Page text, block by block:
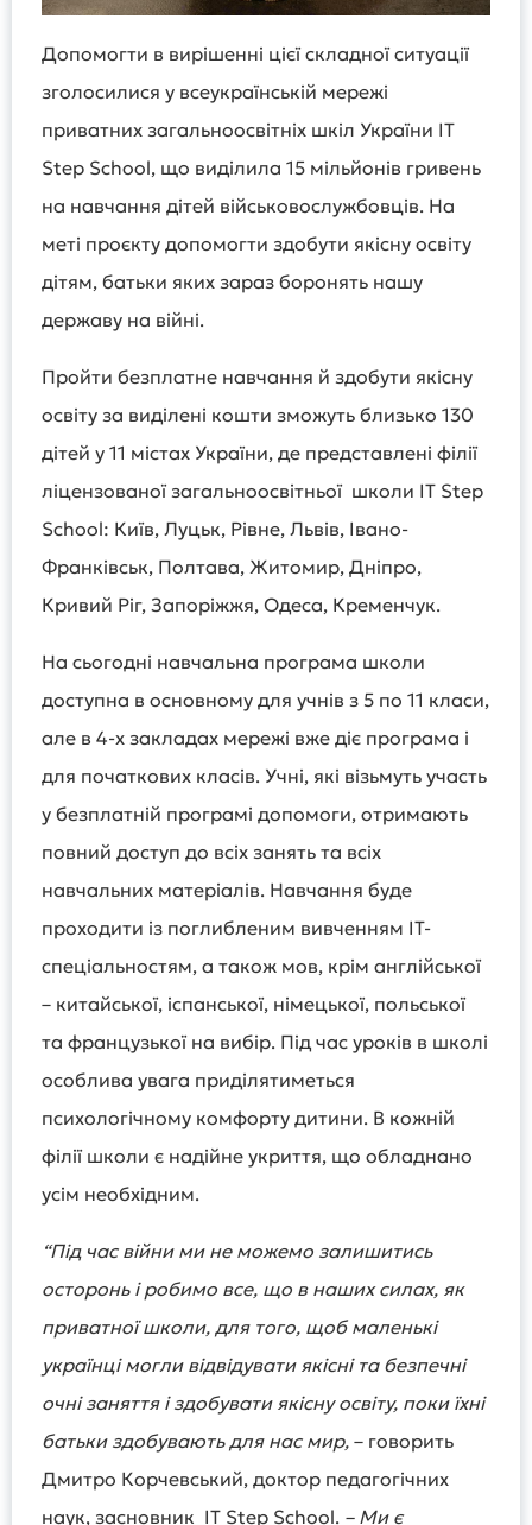
Допомогти в вирішенні цієї складної ситуації
зголосилися у всеукраїнській мережі
приватних загальноосвітніх шкіл України IT
Step School, що виділила 15 мільйонів гривень
на навчання дітей військовослужбовців. На
меті проєкту допомогти здобути якісну освіту
дітям, батьки яких зараз боронять нашу
державу на війні.
Пройти безплатне навчання й здобути якісну
освіту за виділені кошти зможуть близько 130
дітей у 11 містах України, де представлені філії
ліцензованої загальноосвітньої школи IT Step
School: Київ, Луцьк, Рівне, Львів, Івано-
Франківськ, Полтава, Житомир, Дніпро,
Кривий Ріг, Запоріжжя, Одеса, Кременчук.
На сьогодні навчальна програма школи
доступна в основному для учнів з 5 по 11 класи,
але в 4-х закладах мережі вже діє програма і
для початкових класів. Учні, які візьмуть участь
у безплатній програмі допомоги, отримають
повний доступ до всіх занять та всіх
навчальних матеріалів. Навчання буде
проходити із поглибленим вивченням IT-
спеціальностям, а також мов, крім англійської
– китайської, іспанської, німецької, польської
та французької на вибір. Під час уроків в школі
особлива увага приділятиметься
психологічному комфорту дитини. В кожній
філії школи є надійне укриття, що обладнано
усім необхідним.
“Під час війни ми не можемо залишитись
осторонь і робимо все, що в наших силах, як
приватної школи, для того, щоб маленькі
українці могли відвідувати якісні та безпечні
очні заняття і здобувати якісну освіту, поки їхні
батьки здобувають для нас мир, – говорить
Дмитро Корчевський, доктор педагогічних
наук, засновник IT Step School. – Ми є